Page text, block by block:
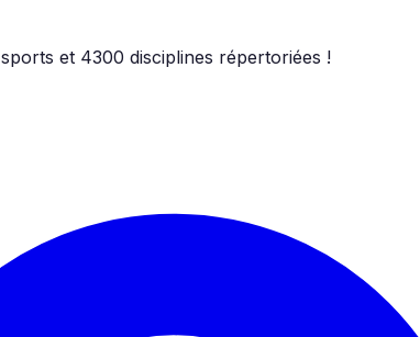
sports et 4300 disciplines répertoriées !